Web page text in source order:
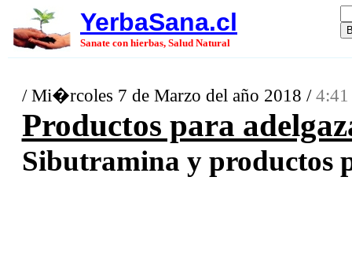
YerbaSana.cl
Sanate con hierbas, Salud Natural
/ Mi�rcoles 7 de Marzo del año 2018 /
Productos para
Sibutramina y productos